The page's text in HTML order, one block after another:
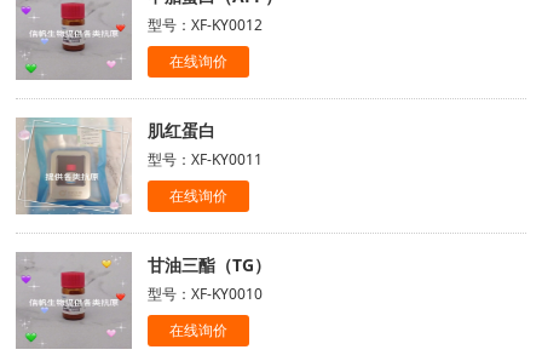
型号：XF-KY0012
在线询价
肌红蛋白
型号：XF-KY0011
在线询价
甘油三酯（TG）
型号：XF-KY0010
在线询价